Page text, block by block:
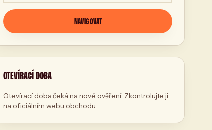
NAVIGOVAT
OTEVÍRACÍ DOBA
Otevírací doba čeká na nové ověření. Zkontrolujte ji
na oficiálním webu obchodu.